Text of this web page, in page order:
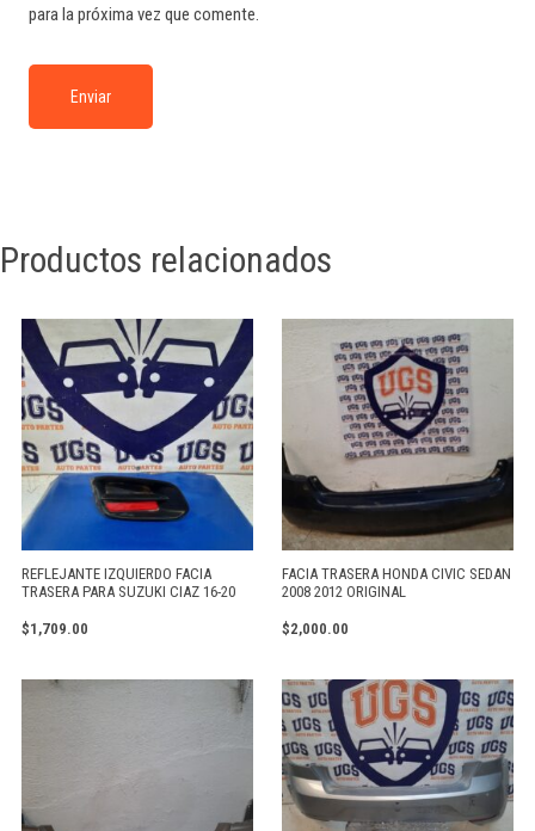
para la próxima vez que comente.
Productos relacionados
REFLEJANTE IZQUIERDO FACIA
TRASERA PARA SUZUKI CIAZ 16-20
$1,709.00
FACIA TRASERA HONDA CIVIC SEDAN
2008 2012 ORIGINAL
$2,000.00